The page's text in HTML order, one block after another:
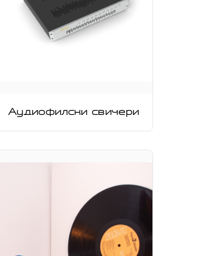
Аудиофилски свичери